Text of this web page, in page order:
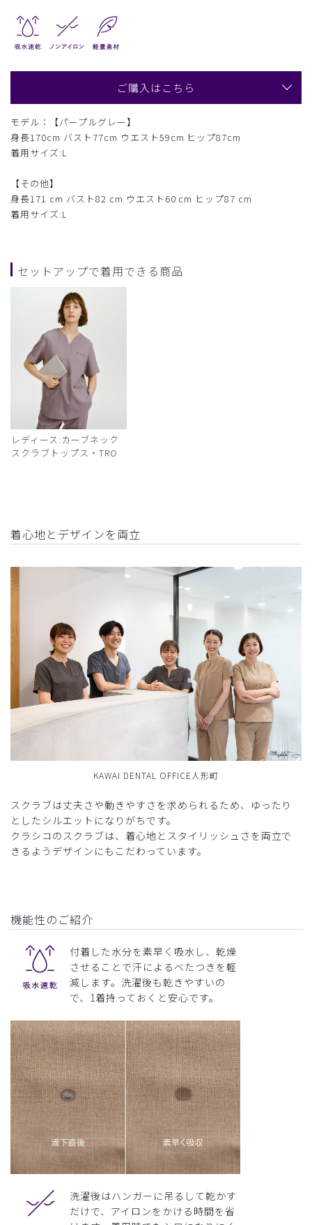
ご購入はこちら
モデル：【パープルグレー】
身長170cm バスト77cm ウエスト59cm ヒップ87cm
着用サイズ:L
【その他】
身長171 cm バスト82 cm ウエスト60 cm ヒップ87 cm
着用サイズ:L
セットアップで着用できる商品
レディース:カーブネック
スクラブトップス・TRO
着心地とデザインを両立
KAWAI DENTAL OFFICE人形町
スクラブは丈夫さや動きやすさを求められるため、ゆったり
としたシルエットになりがちです。
クラシコのスクラブは、着心地とスタイリッシュさを両立で
きるようデザインにもこだわっています。
機能性のご紹介
付着した水分を素早く吸水し、乾燥
させることで汗によるべたつきを軽
減します。洗濯後も乾きやすいの
で、1着持っておくと安心です。
洗濯後はハンガーに吊るして乾かす
だけで、アイロンをかける時間を省